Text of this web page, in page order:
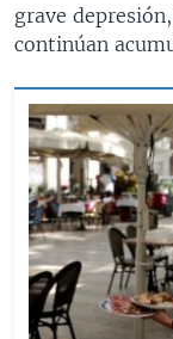
grave
continúan